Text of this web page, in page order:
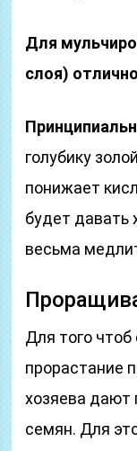
Для
слоя)
голубику
понижает
будет давать
весьма
Для того
прорастание
хозяева дают
семян. Для